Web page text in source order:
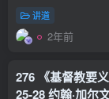
讲道
2年前
276 《基督教要
25-28 约翰·加尔